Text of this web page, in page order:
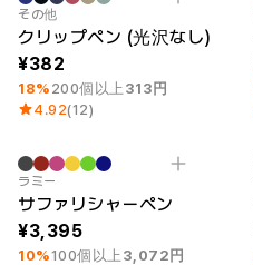
最小注文数量 1個
その他
クリップペン (光沢なし)
382
18% 200個以上 313円
4.92(12)
最小注文数量 10個
ラミー
サファリシャーペン
3,395
10% 100個以上 3,072円